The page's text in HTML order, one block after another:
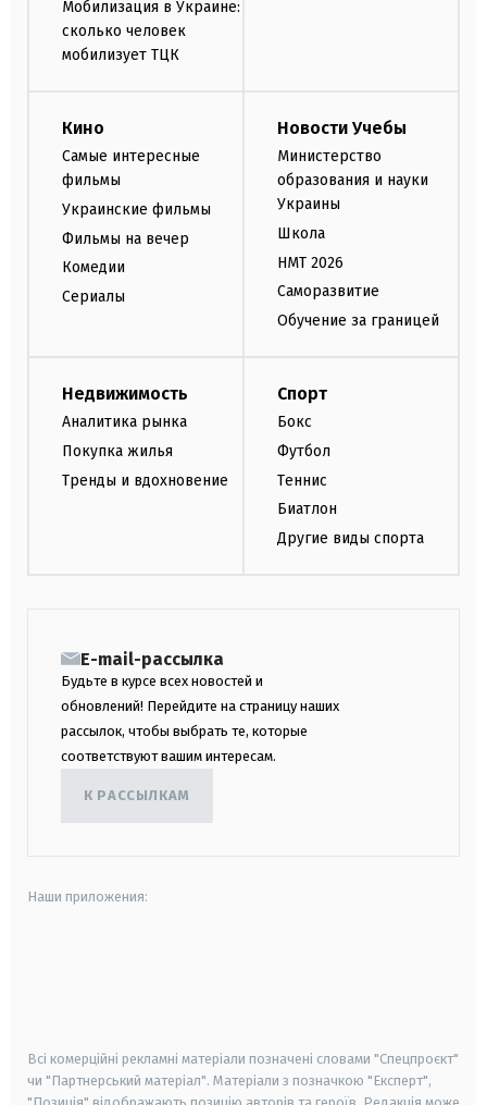
Мобилизация в Украине:
сколько человек
мобилизует ТЦК
Кино
Самые интересные
фильмы
Украинские фильмы
Фильмы на вечер
Комедии
Сериалы
Новости Учебы
Министерство
образования и науки
Украины
Школа
НМТ 2026
Саморазвитие
Обучение за границей
Недвижимость
Аналитика рынка
Покупка жилья
Тренды и вдохновение
Спорт
Бокс
Футбол
Теннис
Биатлон
Другие виды спорта
E-mail-рассылка
Будьте в курсе всех новостей и
обновлений! Перейдите на страницу наших
рассылок, чтобы выбрать те, которые
соответствуют вашим интересам.
К РАССЫЛКАМ
Наши приложения:
Всі комерційні рекламні матеріали позначені словами "Спецпроєкт"
чи "Партнерський матеріал". Матеріали з позначкою "Експерт",